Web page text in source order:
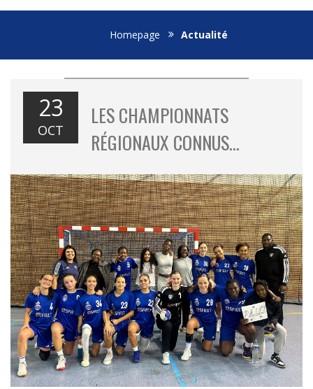
Homepage Actualité
23
OCT
LES CHAMPIONNATS
RÉGIONAUX CONNUS…